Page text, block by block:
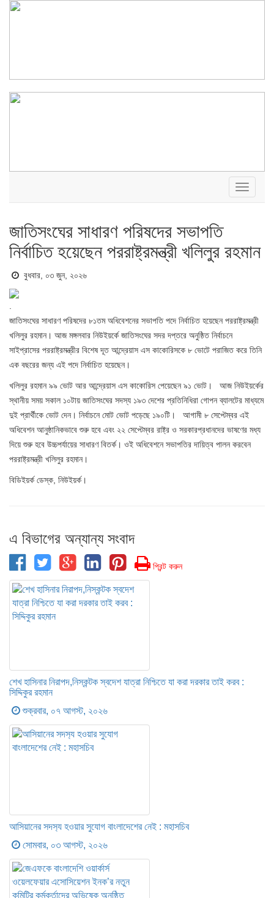
Toggle
জাতিসংঘের সাধারণ পরিষদের সভাপতি
নির্বাচিত হয়েছেন পররাষ্ট্রমন্ত্রী খলিলুর রহমান
বুধবার, ০৩ জুন, ২০২৬
জাতিসংঘের সাধারণ পরিষদের ৮১তম অধিবেশনের সভাপতি পদে নির্বাচিত হয়েছেন পররাষ্ট্রমন্ত্রী
খলিলুর রহমান। আজ মঙ্গলবার নিউইয়র্কে জাতিসংঘের সদর দপ্তরে অনুষ্ঠিত নির্বাচনে
সাইপ্রাসের পররাষ্ট্রমন্ত্রীর বিশেষ দূত আন্দ্রেয়াস এস কাকোরিসকে ৮ ভোটে পরাজিত করে তিনি
এক বছরের জন্য এই পদে নির্বাচিত হয়েছেন।
খলিলুর রহমান ৯৯ ভোট আর আন্দ্রেয়াস এস কাকোরিস পেয়েছেন ৯১ ভোট। আজ নিউইয়র্কের
স্থানীয় সময় সকাল ১০টায় জাতিসংঘের সদস্য ১৯৩ দেশের প্রতিনিধিরা গোপন ব্যালটের মাধ্যমে
দুই প্রার্থীকে ভোট দেন। নির্বাচনে মোট ভোট পড়েছে ১৯০টি। আগামী ৮ সেপ্টেম্বর এই
অধিবেশন আনুষ্ঠানিকভাবে শুরু হবে এবং ২২ সেপ্টেম্বর রাষ্ট্র ও সরকারপ্রধানদের ভাষণের মধ্য
দিয়ে শুরু হবে উচ্চপর্যায়ের সাধারণ বিতর্ক। ওই অধিবেশনে সভাপতির দায়িত্ব পালন করবেন
পররাষ্ট্রমন্ত্রী খলিলুর রহমান।
বিডিইয়র্ক ডেস্ক, নিউইয়র্ক।
এ বিভাগের অন্যান্য সংবাদ
প্রিন্ট করুন
শেখ হাসিনার নিরাপদ,নিস্কন্টক স্বদেশ যাত্রা নিশ্চিতে যা করা দরকার তাই করব :
সিদ্দিকুর রহমান
শুক্রবার, ০৭ আগস্ট, ২০২৬
আসিয়ানের সদস‍্য হওয়ার সুযোগ বাংলাদেশের নেই : মহাসচিব
সোমবার, ০৩ আগস্ট, ২০২৬